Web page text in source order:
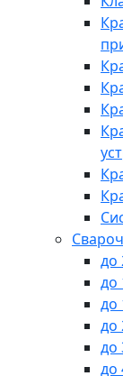
до
до
до
до
до
до